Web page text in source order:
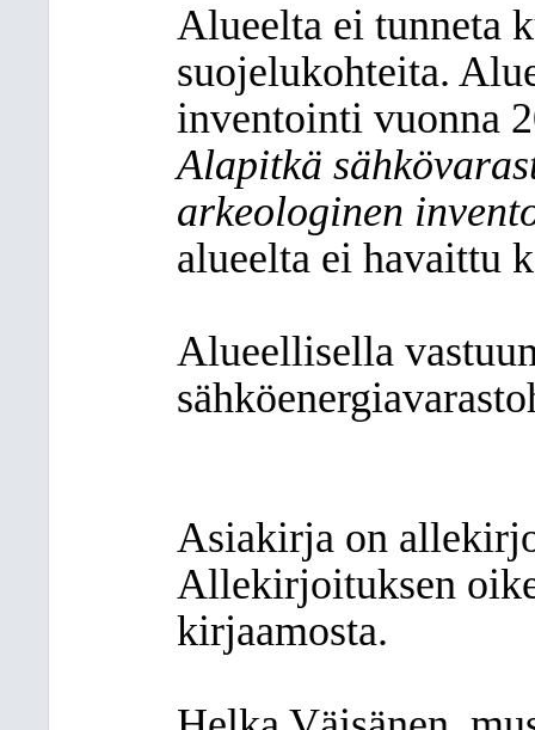
Alueelta ei tunneta
suojelukohteita.
inventointi vuonna
Alapitkä
arkeologinen
alueelta ei havaittu
Alueellisella
Asiakirja on
Allekirjoituksen
kirjaamosta.